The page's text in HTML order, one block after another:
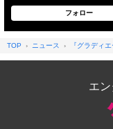
フォロー
TOP ニュース 『グラディ
エ